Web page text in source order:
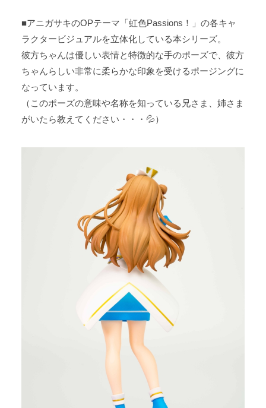
■アニガサキのOPテーマ「虹色Passions！」の各キャ
ラクタービジュアルを立体化している本シリーズ。
彼方ちゃんは優しい表情と特徴的な手のポーズで、彼方
ちゃんらしい非常に柔らかな印象を受けるポージングに
なっています。
（このポーズの意味や名称を知っている兄さま、姉さま
がいたら教えてください・・・💦）